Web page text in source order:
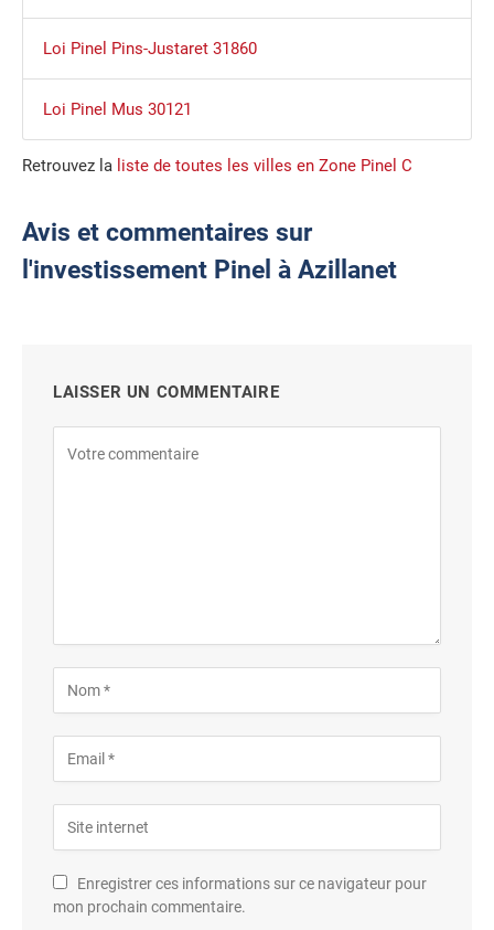
Loi Pinel Pins-Justaret 31860
Loi Pinel Mus 30121
Retrouvez la liste de toutes les villes en Zone Pinel C
Avis et commentaires sur
l'investissement Pinel à Azillanet
LAISSER UN COMMENTAIRE
Enregistrer ces informations sur ce navigateur pour
mon prochain commentaire.